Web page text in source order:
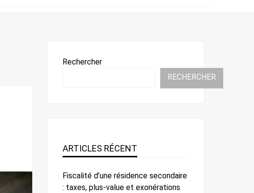
Rechercher
RECHERCHER
ARTICLES RÉCENT
Fiscalité d’une résidence secondaire
: taxes, plus-value et exonérations